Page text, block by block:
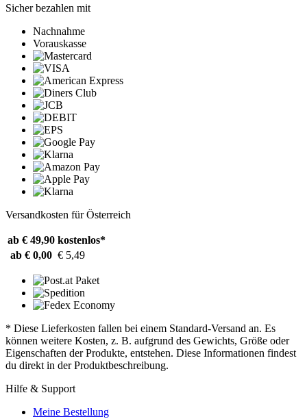
Sicher bezahlen mit
Nachnahme
Vorauskasse
Versandkosten für Österreich
ab € 49,90 kostenlos*
ab € 0,00 € 5,49
* Diese Lieferkosten fallen bei einem Standard-Versand an. Es
können weitere Kosten, z. B. aufgrund des Gewichts, Größe oder
Eigenschaften der Produkte, entstehen. Diese Informationen findest
du direkt in der Produktbeschreibung.
Hilfe & Support
Meine Bestellung